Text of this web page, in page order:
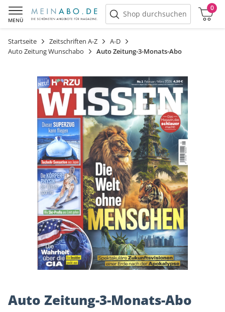
MENÜ
Shop durchsuchen
0
Warenkorb
Startseite Zeitschriften A-Z
A-D
Auto Zeitung Wunschabo
Auto Zeitung-3-Monats-Abo
Auto Zeitung-3-Monats-Abo